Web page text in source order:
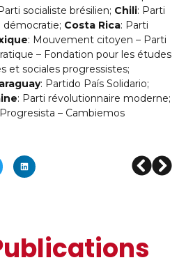
socialiste brésilien; Chili: Parti
démocratie; Costa Rica: Parti
: Mouvement citoyen – Parti
– Fondation pour les études
et sociales progressistes;
: Partido País Solidario;
: Parti révolutionnaire moderne;
– Cambiemos